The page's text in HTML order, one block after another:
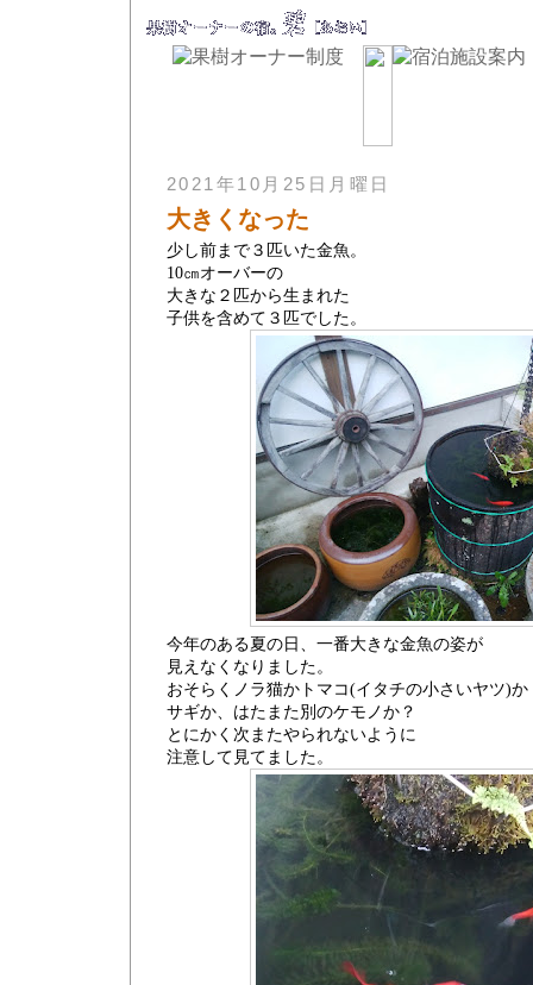
2021年10月25日月曜日
大きくなった
少し前まで３匹いた金魚。
10㎝オーバーの
大きな２匹から生まれた
子供を含めて３匹でした。
今年のある夏の日、一番大きな金魚の姿が
見えなくなりました。
おそらくノラ猫かトマコ(イタチの小さいヤツ)か
サギか、はたまた別のケモノか？
とにかく次またやられないように
注意して見てました。